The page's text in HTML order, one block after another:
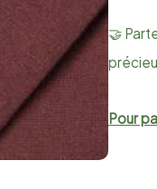
🤝
Pour